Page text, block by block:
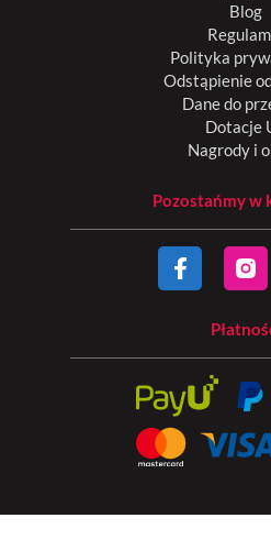
Blog
Polityka
Odstąpienie
Dane do
Dotacje
Nagrody i
Pozostańmy w